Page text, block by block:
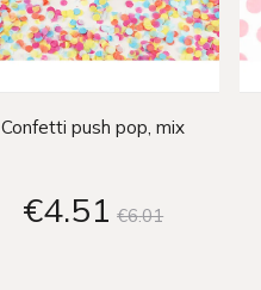
Confetti push pop, mix
€4 51 €601